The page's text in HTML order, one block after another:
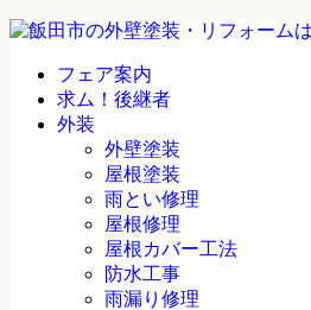
フェア案内
求ム！後継者
外装
外壁塗装
屋根塗装
雨とい修理
屋根修理
屋根カバー工法
防水工事
雨漏り修理